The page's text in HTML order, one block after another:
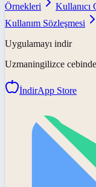
Örnekleri
Kullanıcı
Kullanım Sözleşmesi
Uygulamayı indir
Uzmaningilizce
İndirApp Store